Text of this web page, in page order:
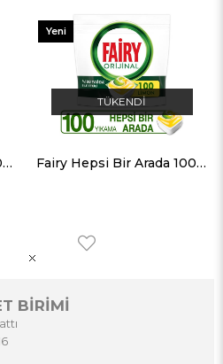
Fairy Hepsi Bir Arada 100 Yıkama Bulaşık Makinesi Deterjanı Kapsülü Limon Kokulu
TÜKENDI
Fairy Hepsi Bir Arada 100 Yıkama Bulaşık Makinesi Deterjanı Kapsülü Limon Kokulu
Yeni
BİRİMİ